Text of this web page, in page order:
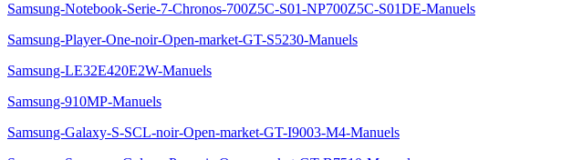
Samsung-Notebook-Serie-7-Chronos-700Z5C-S01-NP700Z5C-S01DE-Manuels
Samsung-Player-One-noir-Open-market-GT-S5230-Manuels
Samsung-LE32E420E2W-Manuels
Samsung-910MP-Manuels
Samsung-Galaxy-S-SCL-noir-Open-market-GT-I9003-M4-Manuels